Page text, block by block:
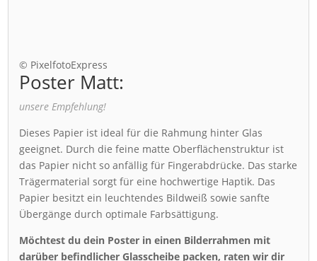
© PixelfotoExpress
Poster Matt:
unsere Empfehlung!
Dieses Papier ist ideal für die Rahmung hinter Glas
geeignet. Durch die feine matte Oberflächenstruktur ist
das Papier nicht so anfällig für Fingerabdrücke. Das starke
Trägermaterial sorgt für eine hochwertige Haptik. Das
Papier besitzt ein leuchtendes Bildweiß sowie sanfte
Übergänge durch optimale Farbsättigung.
Möchtest du dein Poster in einen Bilderrahmen mit
darüber befindlicher Glasscheibe packen, raten wir dir